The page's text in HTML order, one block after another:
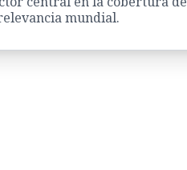
mundial.